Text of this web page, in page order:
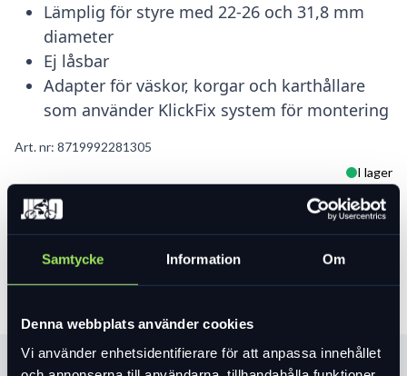
Samtycke Information Om
Denna webbplats använder cookies
Vi använder enhetsidentifierare för att anpassa innehållet
Lämplig för styre med 22-26 och 31,8 mm
diameter
Ej låsbar
Adapter för väskor, korgar och karthållare
som använder KlickFix system för montering
Art. nr: 8719992281305
I lager
299 kr
Lägg i varukorg